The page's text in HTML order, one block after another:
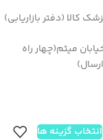
کالا (دفتر بازاریابی)
بلوار کشاورز - کوی گلزار - گلزار 7 - خیابان میثم(چهار راه
انتخاب گزینه ها